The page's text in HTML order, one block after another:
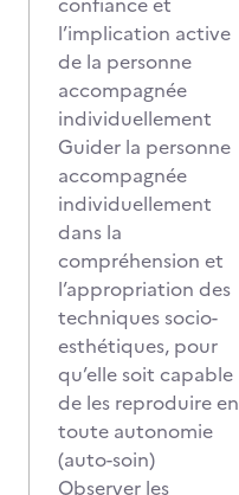
l’implication active
de la personne
accompagnée
individuellement
Guider la personne
accompagnée
individuellement
dans la
compréhension et
l’appropriation des
techniques socio-
esthétiques, pour
qu’elle soit capable
de les reproduire en
toute autonomie
(auto-soin)
Observer les